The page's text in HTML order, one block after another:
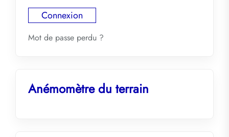
Mot de passe perdu ?
Anémomètre du terrain